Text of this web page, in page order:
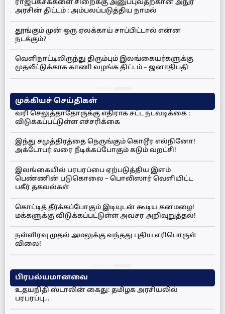
ராஜபக்சக்களை சிறைக்கு அனுப்புவதற்கான அநுர
அரசின் திட்டம் : அம்பலப்படுத்திய நாமல்
தூங்கும் முன் ஒரு ஏலக்காய் சாப்பிட்டால் என்ன
நடக்கும்?
வெளிநாட்டிலிருந்து திரும்பும் இலங்கையர்களுக்கு
முதலீட்டுக்காக காணி வழங்க திட்டம் – ஜனாதிபதி
முக்கியச் செய்திகள்
வரி செலுத்தாதோருக்கு எதிராக சட்ட நடவடிக்கை :
விடுக்கப்பட்டுள்ள எச்சரிக்கை
இந்து சமுத்திரத்தை நெருங்கும் கொடூர எல்நினோ!
அக்டோபர் வரை நீடிக்கப்போகும் கடும் வறட்சி!
இலங்கையில் பரபரப்பை ஏற்படுத்திய இளம்
பெண்ணின் படுகொலை – பொலிஸார் வெளியிட்ட
பகீர் தகவல்கள்
கொட்டித் தீர்க்கப்போகும் இடியுடன் கூடிய கனமழை!
மக்களுக்கு விடுக்கப்பட்டுள்ள அவசர அறிவுறுத்தல்!
நள்ளிரவு முதல் அமலுக்கு வந்தது புதிய எரிபொருள்
விலை!
பிரபல்யமானவை
உதயநிதி ஸ்டாலின் கைது: தமிழக அரசியலில்
பரபரப்பு…